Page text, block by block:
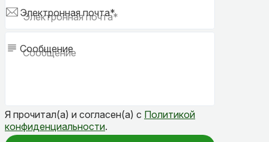
Электронная почта*
Сообщение
Я прочитал(а) и согласен(а) с Политикой
конфиденциальности.